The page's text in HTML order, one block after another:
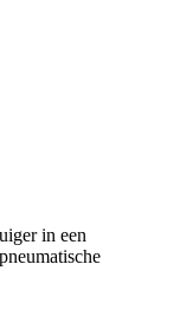
in een